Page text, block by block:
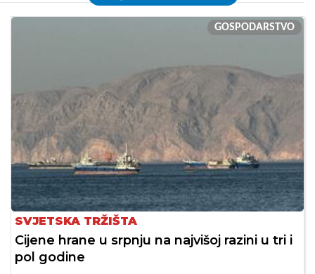
GOSPODARSTVO
SVJETSKA TRŽIŠTA
Cijene hrane u srpnju na najvišoj razini u tri i
pol godine